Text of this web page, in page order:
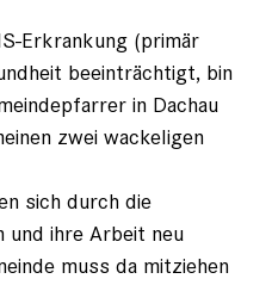
Erkrankung (primär
beeinträchtigt, bin
in Dachau
zwei wackeligen
sich durch die
und ihre Arbeit neu
muss da mitziehen